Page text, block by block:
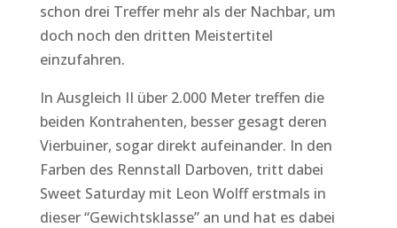
schon drei Treffer mehr als der Nachbar, um
doch noch den dritten Meistertitel
einzufahren.
In Ausgleich II über 2.000 Meter treffen die
beiden Kontrahenten, besser gesagt deren
Vierbuiner, sogar direkt aufeinander. In den
Farben des Rennstall Darboven, tritt dabei
Sweet Saturday mit Leon Wolff erstmals in
dieser “Gewichtsklasse” an und hat es dabei